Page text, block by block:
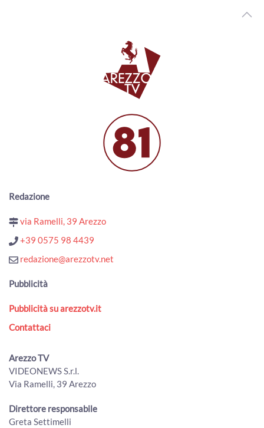
Petrarca con“Jazz on Broadway”
00:01:42 - Lunedì, 27 Luglio 2026
L'abito di Anita Garibaldi arriva in mostra ad Arezzo
00:04:29 - Venerdì, 24 Luglio 2026
Terre d’Arezzo Music Festival, prosegue la XXI edizione
00:02:02 - Mercoledì, 22 Luglio 2026
Una notte, tre eventi: Mengo music fest, Moonlight
Angoli fioriti a Pratovecchio, la sfida dei fiori e dell'arte nei
piccoli rioni
ArezzoTV
Naturalmente Pianoforte, l'alba a Romena con Gloria
Campaner e Paolo Ruffini
ArezzoTV
Redazione
via Ramelli, 39 Arezzo
+39 0575 98 4439
redazione@arezzotv.net
Pubblicità
Pubblicità su arezzotv.it
Contattaci
Arezzo TV
VIDEONEWS S.r.l.
Via Ramelli, 39 Arezzo
Direttore responsabile
Greta Settimelli